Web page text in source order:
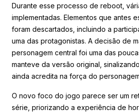
Durante esse processo de reboot,
implementadas. Elementos que antes
foram descartados, incluindo a
uma das protagonistas. A decisão de
personagem central foi uma das
manteve da versão original,
ainda acredita na força do
O novo foco do jogo parece ser um
série, priorizando a experiência de